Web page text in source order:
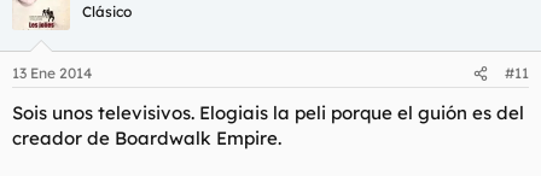
Clásico
13 Ene 2014 #11
Sois unos televisivos. Elogiais la peli porque el guión es del
creador de Boardwalk Empire.